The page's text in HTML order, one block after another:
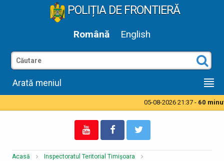
POLIȚIA DE FRONTIERĂ
Română English
Arată meniul
05-08-2026 21:37 -60
Acasă
Inspectoratul Teritorial Timișoara